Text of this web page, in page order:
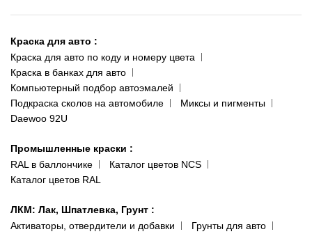
093 611-39-23
(ориентир: Интайм №40)
Одесса
пр-т Акад. Глушко, 29
066 554-97-70
Доставка и оплата
Сотрудничество
Наши публикации
Публичная оферта
Политика конфиденциальности
Краска для авто :
Краска для авто по коду и номеру цвета
Краска в банках для авто
Компьютерный подбор автоэмалей
Подкраска сколов на автомобиле
Миксы и пигменты
Daewoo 92U
Промышленные краски :
RAL в баллончике
Каталог цветов NCS
Каталог цветов RAL
ЛКМ: Лак, Шпатлевка, Грунт :
Активаторы, отвердители и добавки
Грунты для авто